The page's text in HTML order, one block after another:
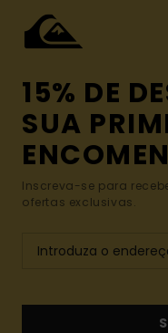
15% DE
SUA
Inscreva-se para
ofertas exclusivas.